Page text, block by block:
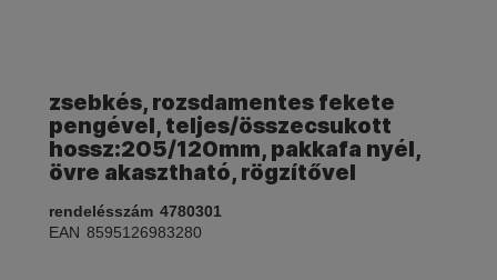
zsebkés, rozsdamentes fekete
pengével, teljes/összecsukott
hossz:205/120mm, pakkafa nyél,
övre akasztható, rögzítővel
rendelésszám 4780301
EAN 8595126983280